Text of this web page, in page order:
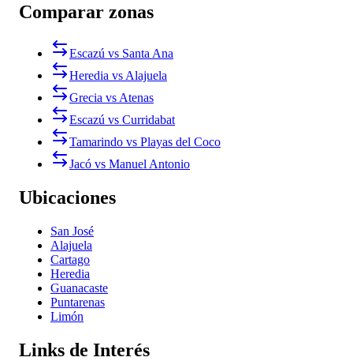
Comparar zonas
Escazú vs Santa Ana
Heredia vs Alajuela
Grecia vs Atenas
Escazú vs Curridabat
Tamarindo vs Playas del Coco
Jacó vs Manuel Antonio
Ubicaciones
San José
Alajuela
Cartago
Heredia
Guanacaste
Puntarenas
Limón
Links de Interés